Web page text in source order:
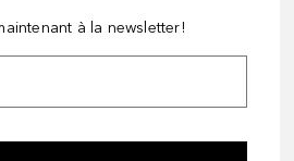
à la newsletter!